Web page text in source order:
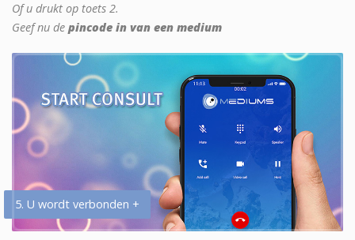
Of u drukt op toets 2.
Geef nu de pincode in van een medium
5. U wordt verbonden +